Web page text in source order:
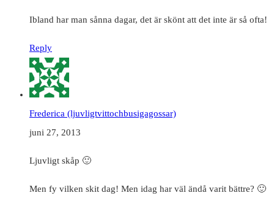
Ibland har man sånna dagar, det är skönt att det inte är så ofta!
Reply
Frederica (ljuvligtvittochbusigagossar)
juni 27, 2013
Ljuvligt skåp 🙂
Men fy vilken skit dag! Men idag har väl ändå varit bättre? 🙂